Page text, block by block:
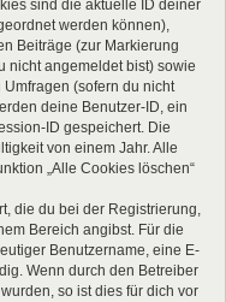
sind die aktuelle ID deiner
werden können),
Beiträge (zur Markierung
nicht angemeldet bist) sowie
(sofern du nicht
deine Benutzer-ID, ein
ID gespeichert. Die
von einem Jahr. Alle
„Alle Cookies löschen“
die du bei der Registrierung,
Bereich angibst. Für die
Benutzername, eine E-
Wenn durch den Betreiber
so ist dies für dich vor